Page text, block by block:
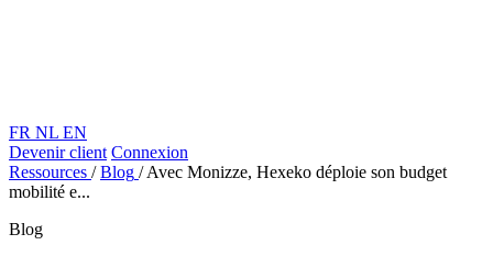
FR NL EN
Devenir client Connexion
Ressources / Blog / Avec Monizze, Hexeko déploie son budget
mobilité e...
Blog